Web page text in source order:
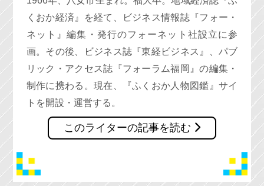
くおか経済』を経て、ビジネス情報誌『フォー・
ネット』編集・発行のフォーネット社設立に参
画。その後、ビジネス誌『東経ビジネス』、パブ
リック・アクセス誌『フォーラム福岡』の編集・
制作に携わる。現在、『ふくおか人物図鑑』サイ
トを開設・運営する。
このライターの記事を読む